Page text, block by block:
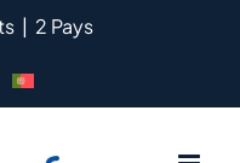
| 2 Pays